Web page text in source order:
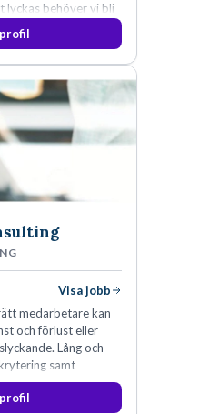
lyckas behöver vi bli
skillnad.
Visa jobb
medarbetare kan
och förlust eller
Lång och
samt
oss just det.